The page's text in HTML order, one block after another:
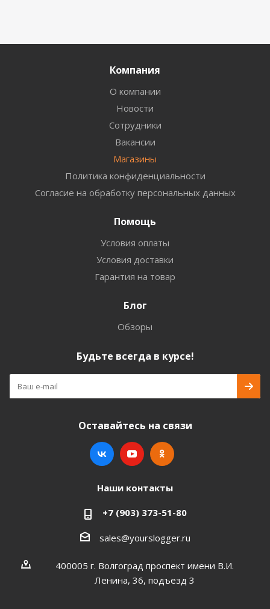
Компания
О компании
Новости
Сотрудники
Вакансии
Магазины
Политика конфиденциальности
Согласие на обработку персональных данных
Помощь
Условия оплаты
Условия доставки
Гарантия на товар
Блог
Обзоры
Будьте всегда в курсе!
Оставайтесь на связи
Наши контакты
+7 (903) 373-51-80
sales@yourslogger.ru
400005 г. Волгоград проспект имени В.И.
Ленина, 36, подъезд 3